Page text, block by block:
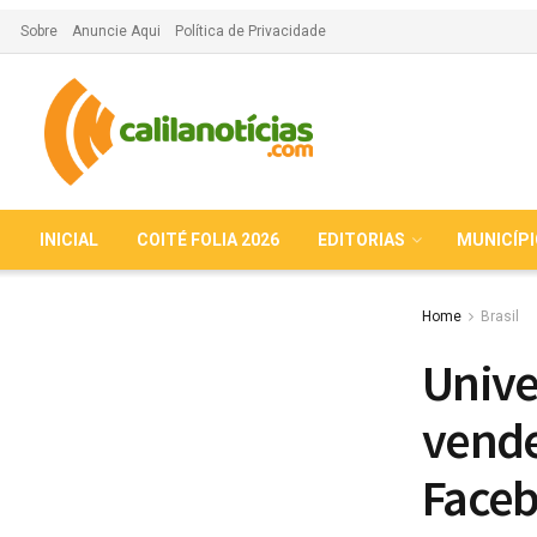
Sobre Anuncie Aqui Política de Privacidade
INICIAL COITÉ FOLIA 2026 EDITORIAS
Home Brasil